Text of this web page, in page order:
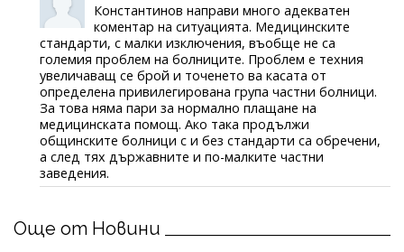
Константинов направи много адекватен
коментар на ситуацията. Медицинските
стандарти, с малки изключения, въобще не са
големия проблем на болниците. Проблем е техния
увеличаващ се брой и точенето ва касата от
определена привилегирована група частни болници.
За това няма пари за нормално плащане на
медицинската помощ. Ако така продължи
общинските болници с и без стандарти са обречени,
а след тях държавните и по-малките частни
заведения.
Още от Новини